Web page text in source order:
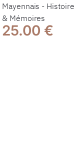
Mayennais - Histoire
& Mémoires
25.00 €